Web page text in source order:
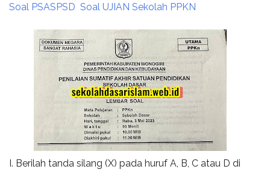
Soal PSASPSD Soal UJIAN Sekolah PPKN
I. Berilah tanda silang (X) pada huruf A, B, C atau D di